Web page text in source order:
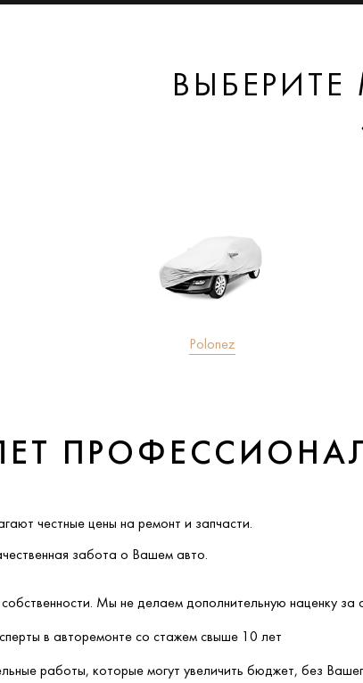
Polonez
честные цены на ремонт и запчасти.
забота о Вашем авто.
собственности. Мы не делаем дополнительную наценку за
в авторемонте со стажем свыше 10 лет
работы, которые могут увеличить бюджет, без